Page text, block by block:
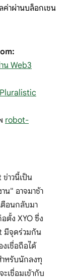
ค่าผ่านบล็อกเชน
น Web3
robot-
าวนี้เป็น
น" อาจมาช้า
ตือนกลับมา
ตั้ง XYO ซึ่ง
มีจุดร่วมกัน
เชื่อถือได้
หรับนักลงทุ
เชื่อมเข้ากับ